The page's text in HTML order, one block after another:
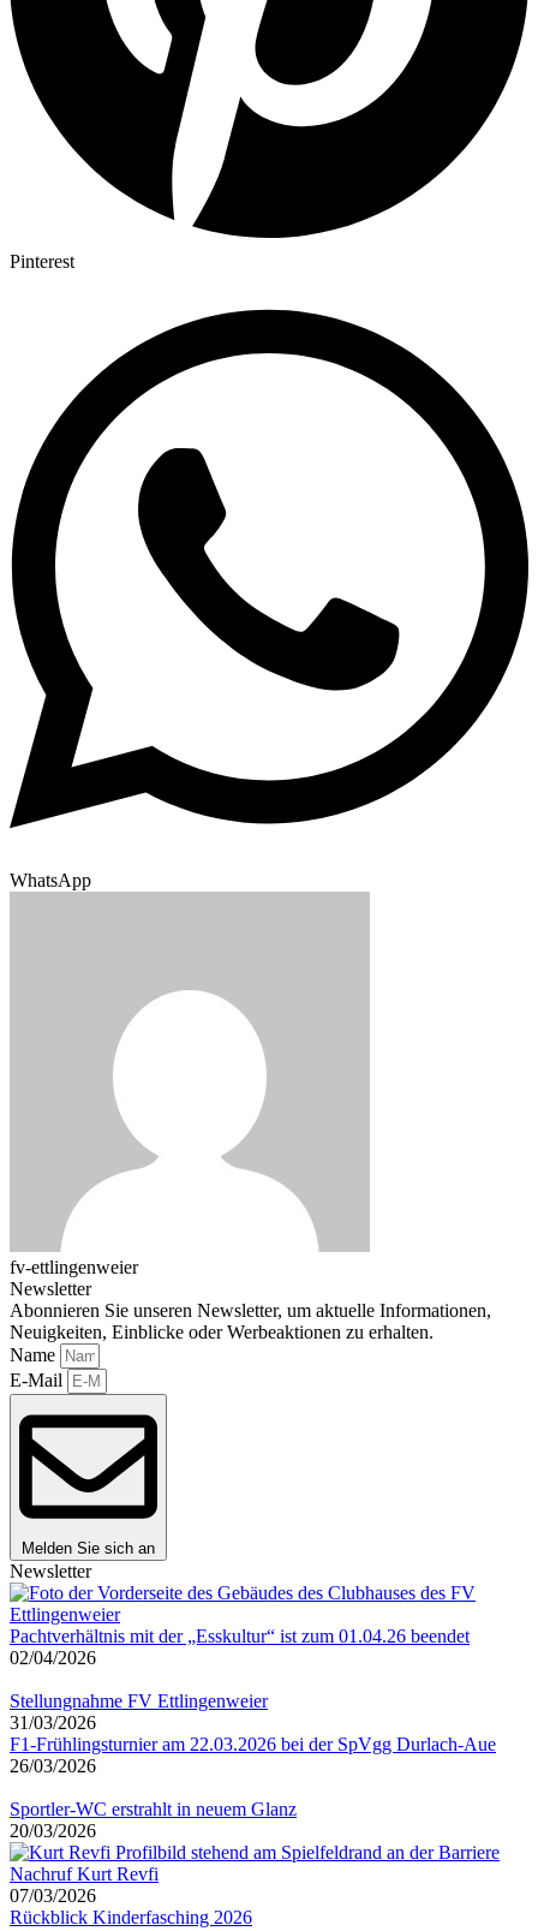
Pinterest
WhatsApp
fv-ettlingenweier
Newsletter
Abonnieren Sie unseren Newsletter, um aktuelle Informationen,
Neuigkeiten, Einblicke oder Werbeaktionen zu erhalten.
Name
E-Mail
Melden Sie sich an
Newsletter
Pachtverhältnis mit der „Esskultur“ ist zum 01.04.26 beendet
02/04/2026
Stellungnahme FV Ettlingenweier
31/03/2026
F1-Frühlingsturnier am 22.03.2026 bei der SpVgg Durlach-Aue
26/03/2026
Sportler-WC erstrahlt in neuem Glanz
20/03/2026
Nachruf Kurt Revfi
07/03/2026
Rückblick Kinderfasching 2026